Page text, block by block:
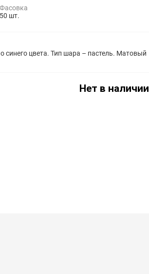
Фасовка
50 шт.
синего цвета. Тип шара – пастель. Матовый
Нет в наличии